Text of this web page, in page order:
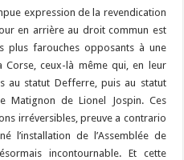
expression de la revendication
en arrière au droit commun est
plus farouches opposants à une
ceux-là même qui, en leur
au statut Defferre, puis au statut
Matignon de Lionel Jospin. Ces
irréversibles, preuve a contrario
l’installation de l’Assemblée de
incontournable. Et cette